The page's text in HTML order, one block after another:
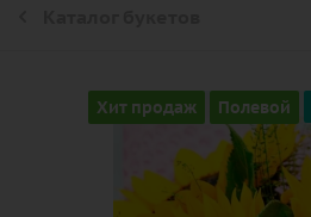
Хит продаж Полевой